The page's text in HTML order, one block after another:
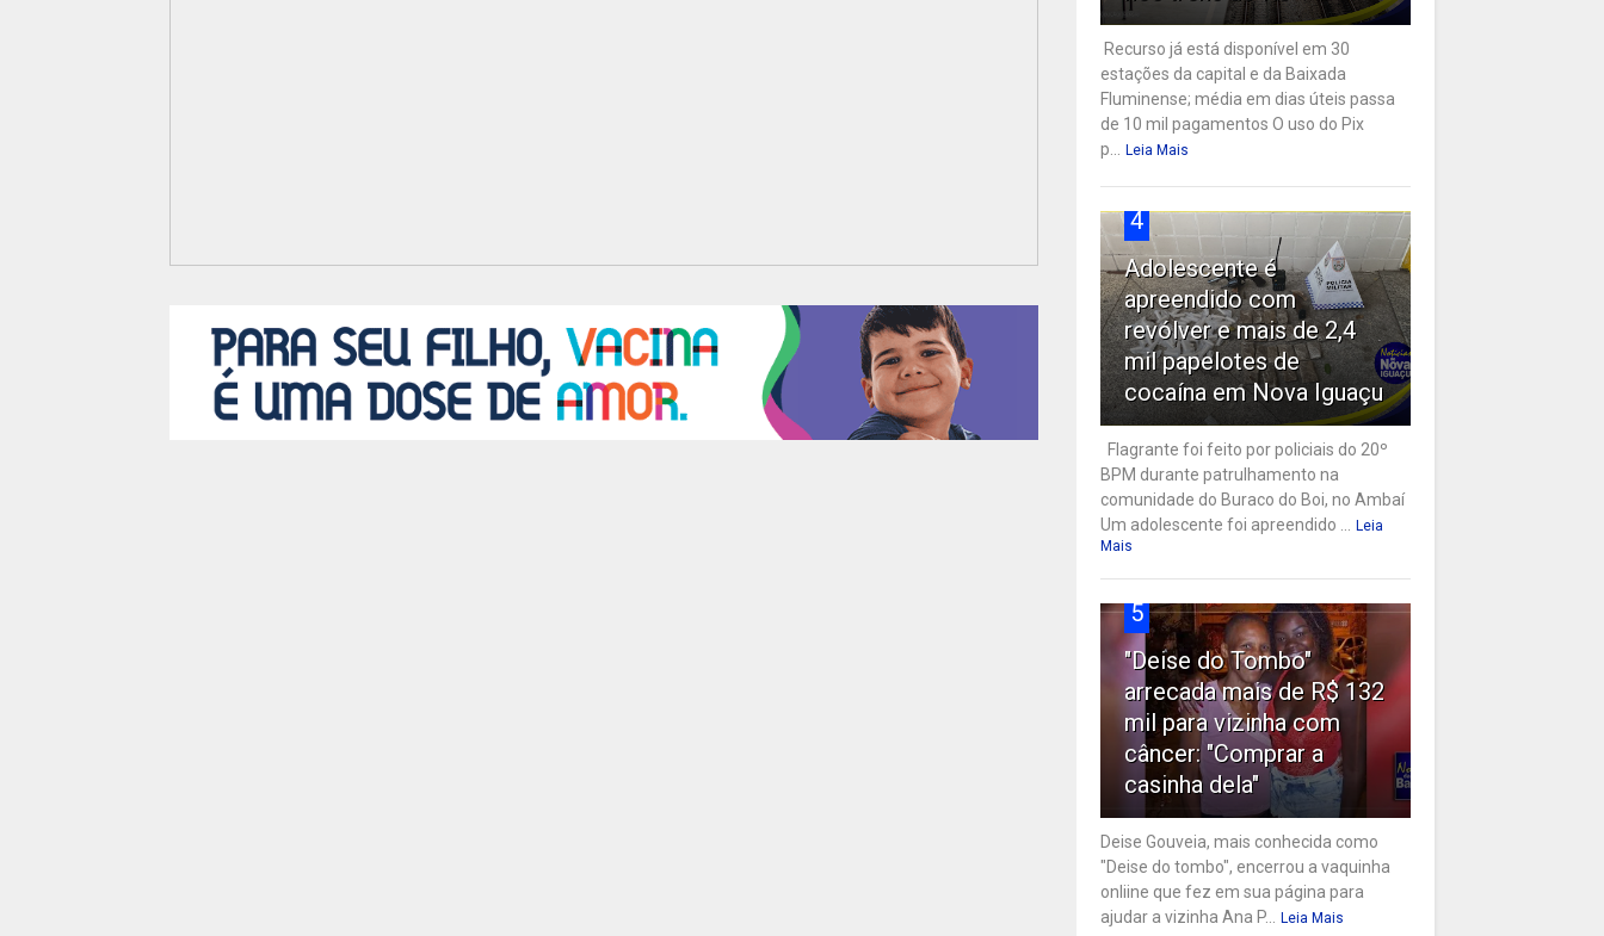
Recurso já está disponível em 30
estações da capital e da Baixada
Fluminense; média em dias úteis passa
de 10 mil pagamentos O uso do Pix
p...
Leia Mais
4
Adolescente é
apreendido com
revólver e mais de 2,4
mil papelotes de
cocaína em Nova Iguaçu
Flagrante foi feito por policiais do 20º
BPM durante patrulhamento na
comunidade do Buraco do Boi, no Ambaí
Um adolescente foi apreendido ...
Leia
Mais
5
"Deise do Tombo"
arrecada mais de R$ 132
mil para vizinha com
câncer: "Comprar a
casinha dela"
Deise Gouveia, mais conhecida como
"Deise do tombo", encerrou a vaquinha
onliine que fez em sua página para
ajudar a vizinha Ana P...
Leia Mais